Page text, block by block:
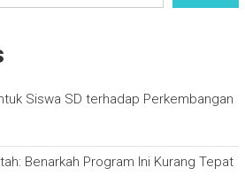
Siswa SD terhadap Perkembangan
Benarkah Program Ini Kurang Tepat